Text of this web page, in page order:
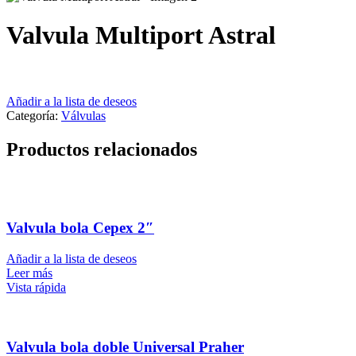
Valvula Multiport Astral
Añadir a la lista de deseos
Categoría: Válvulas
Productos relacionados
Valvula bola Cepex 2″
Añadir a la lista de deseos
Leer más
Vista rápida
Valvula bola doble Universal Praher